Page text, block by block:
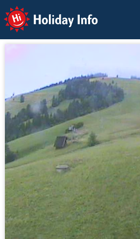
Holiday Info